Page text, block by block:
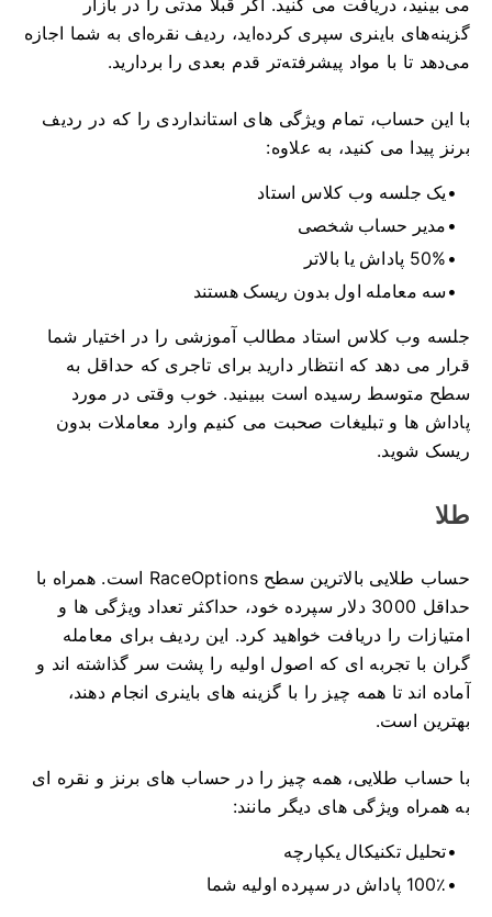
می بینید، دریافت می کنید. اگر قبلاً مدتی را در بازار
گزینه‌های باینری سپری کرده‌اید، ردیف نقره‌ای به شما اجازه
می‌دهد تا با مواد پیشرفته‌تر قدم بعدی را بردارید.
با این حساب، تمام ویژگی های استانداردی را که در ردیف
برنز پیدا می کنید، به علاوه:
یک جلسه وب کلاس استاد
مدیر حساب شخصی
50% پاداش یا بالاتر
سه معامله اول بدون ریسک هستند
جلسه وب کلاس استاد مطالب آموزشی را در اختیار شما
قرار می دهد که انتظار دارید برای تاجری که حداقل به
سطح متوسط ​​رسیده است ببینید. خوب وقتی در مورد
پاداش ها و تبلیغات صحبت می کنیم وارد معاملات بدون
ریسک شوید.
طلا
حساب طلایی بالاترین سطح RaceOptions است.
همراه با
حداقل 3000 دلار سپرده خود، حداکثر تعداد ویژگی ها و
امتیازات را دریافت خواهید کرد. این ردیف برای معامله
گران با تجربه ای که اصول اولیه را پشت سر گذاشته اند و
آماده اند تا همه چیز را با گزینه های باینری انجام دهند،
بهترین است.
با حساب طلایی، همه چیز را در حساب های برنز و نقره ای
به همراه ویژگی های دیگر مانند:
تحلیل تکنیکال یکپارچه
100٪ پاداش در سپرده اولیه شما